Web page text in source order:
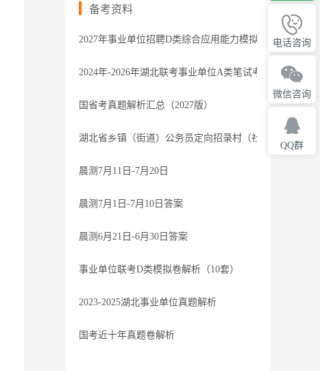
备考资料
2027年事业单位招聘D类综合应用能力模拟卷1解析
2024年-2026年湖北联考事业单位A类笔试考题-参考答案
国省考真题解析汇总（2027版）
湖北省乡镇（街道）公务员定向招录村（社区）干部笔
晨测7月11日-7月20日
晨测7月1日-7月10日答案
晨测6月21日-6月30日答案
事业单位联考D类模拟卷解析（10套）
2023-2025湖北事业单位真题解析
国考近十年真题卷解析
电话咨询
微信咨询
QQ群